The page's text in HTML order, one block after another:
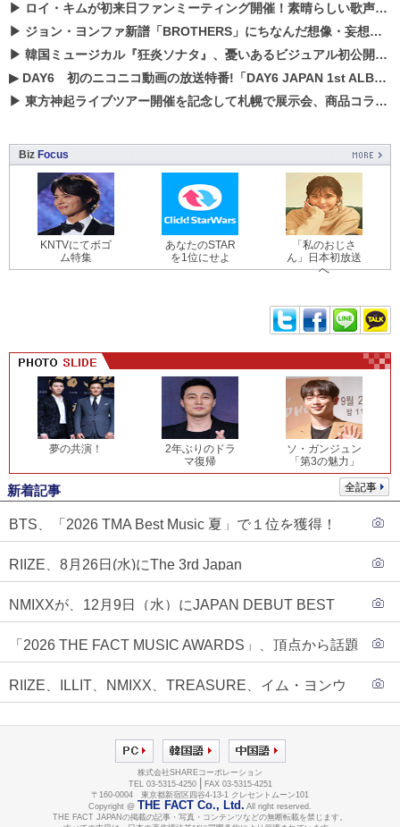
▶ ロイ・キムが初来日ファンミーティング開催！素晴らしい歌声に癒される贅沢な時間
▶ ジョン・ヨンファ新譜「BROTHERS」にちなんだ想像・妄想企画がスタート！
▶ 韓国ミュージカル『狂炎ソナタ』、憂いある​ビジュアル初公開!! 主役リョウク、SHIN、KENらのコメントが到着！
▶ DAY6 初のニコニコ動画の放送特番!「DAY6 JAPAN 1st ALBUM「UNLOCK」発売記念 ライブ@ニコ生」を配信決定!
▶ 東方神起ライブツアー開催を記念して札幌で展示会、商品コラボが実現！！
Biz Focus
KNTVにてボゴ
ム特集
あなたのSTAR
を1位にせよ
「私のおじさ
ん」日本初放送
へ
夢の共演！
2年ぶりのドラ
マ復帰
ソ・ガンジュン
「第3の魅力」
全記事
新着記事
BTS、「2026 TMA Best Music 夏」で１位を獲得！
RIIZE、8月26日(水)にThe 3rd Japan
NMIXXが、12月9日（水）にJAPAN DEBUT BEST
もスタート！！
「2026 THE FACT MUSIC AWARDS」、頂点から話題
RIIZE、ILLIT、NMIXX、TREASURE、イム・ヨンウ
インナップに合流！
株式会社SHAREコーポレーション
TEL 03-5315-4250
FAX 03-5315-4251
〒160-0004 東京都新宿区四谷4-13-1 クレセントムーン101
Copyright @ THE FACT Co., Ltd. All right reserved.
THE FACT JAPANの掲載の記事・写真・コンテンツなどの無断転載を禁じます。